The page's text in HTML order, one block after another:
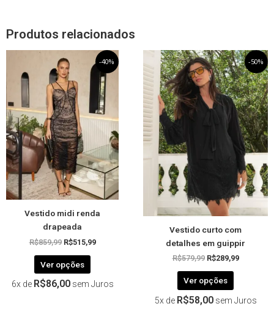
Produtos relacionados
-40%
Vestido midi renda
drapeada
R$859,99
preço
original
era:
R$859,99.
R$515,99
O
preço
atual
é:
R$515,99.
Ver opções
Este
produto
tem
várias
variantes.
As
opções
podem
ser
escolhidas
na
página
do
6x de R$86,00 sem Juros
-50%
Vestido curto com
detalhes em guippir
R$579,99
O
preço
original
era:
R$579,99.
R$289,99
O
preço
atual
é:
R$289,99.
Ver opções
Este
produto
tem
várias
variantes.
As
opções
podem
ser
escolhidas
na
página
do
produto
5x de R$58,00 sem Juros